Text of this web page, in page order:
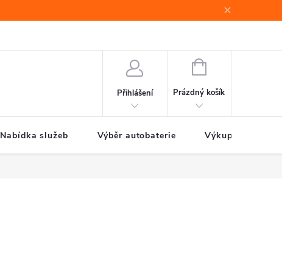
Přihlášení
NÁKUPNÍ
Prázdný košík
Nabídka služeb Výběr autobaterie Výkup